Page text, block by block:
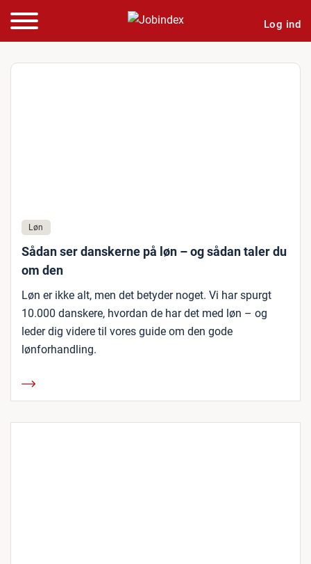
Log ind
Løn
Sådan ser danskerne på løn – og sådan taler du
om den
Løn er ikke alt, men det betyder noget. Vi har spurgt
10.000 danskere, hvordan de har det med løn – og
leder dig videre til vores guide om den gode
lønforhandling.